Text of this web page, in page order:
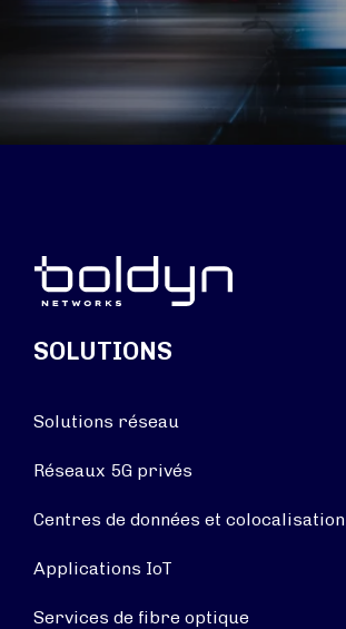
SOLUTIONS
Solutions réseau
Réseaux 5G privés
Centres de données et colocalisation
Applications IoT
Services de fibre optique